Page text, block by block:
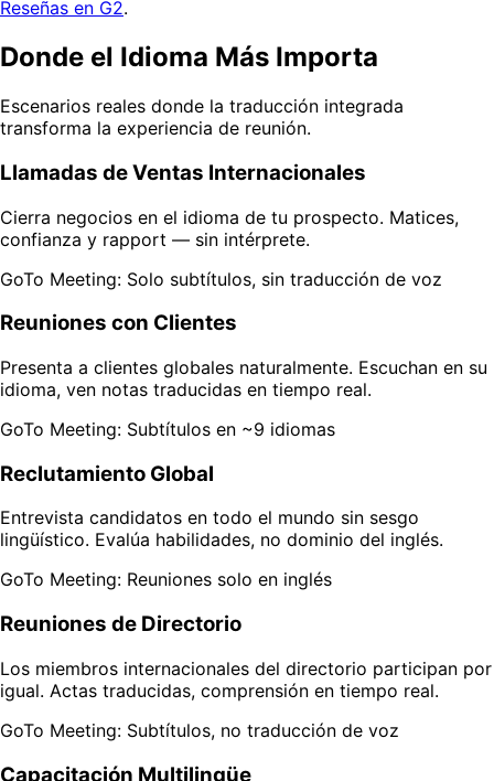
Reseñas en G2.
Donde el Idioma Más Importa
Escenarios reales donde la traducción integrada
transforma la experiencia de reunión.
Llamadas de Ventas Internacionales
Cierra negocios en el idioma de tu prospecto. Matices,
confianza y rapport — sin intérprete.
GoTo Meeting: Solo subtítulos, sin traducción de voz
Reuniones con Clientes
Presenta a clientes globales naturalmente. Escuchan en su
idioma, ven notas traducidas en tiempo real.
GoTo Meeting: Subtítulos en ~9 idiomas
Reclutamiento Global
Entrevista candidatos en todo el mundo sin sesgo
lingüístico. Evalúa habilidades, no dominio del inglés.
GoTo Meeting: Reuniones solo en inglés
Reuniones de Directorio
Los miembros internacionales del directorio participan por
igual. Actas traducidas, comprensión en tiempo real.
GoTo Meeting: Subtítulos, no traducción de voz
Capacitación Multilingüe